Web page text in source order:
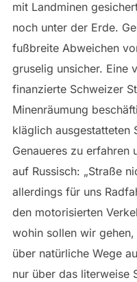
mit Landminen
noch unter der Erde.
fußbreite Abweichen
gruselig unsicher. Eine
finanzierte Schweizer
Minenräumung
kläglich ausgestatteten
Genaueres zu erfahren
auf Russisch: „Straße
allerdings für uns
den motorisierten
wohin sollen wir
über natürliche Wege
nur über das literweise